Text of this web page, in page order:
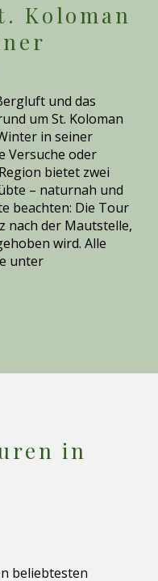
Koloman
und das
um St. Koloman
in seiner
Versuche oder
bietet zwei
– naturnah und
beachten: Die Tour
der Mautstelle,
wird. Alle
unter
in
beliebtesten